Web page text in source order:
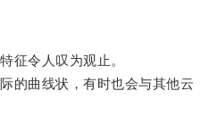
令人叹为观止。
曲线状，有时也会与其他云